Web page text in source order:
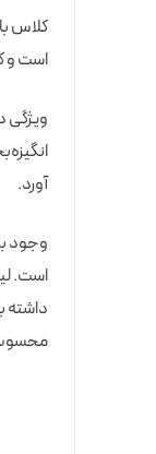
کلاس
است و
ویژگی
آورد.
وجود
است.
داشته